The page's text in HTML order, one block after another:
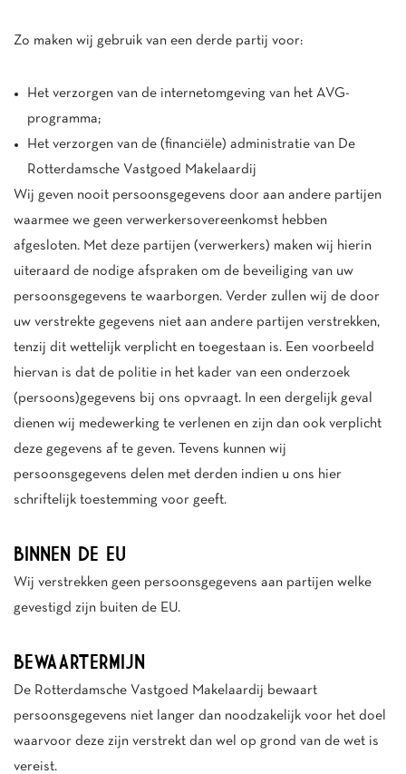
Zo maken wij gebruik van een derde partij voor:
Het verzorgen van de internetomgeving van het AVG-
programma;
Het verzorgen van de (financiële) administratie van De
Rotterdamsche Vastgoed Makelaardij
Wij geven nooit persoonsgegevens door aan andere partijen
waarmee we geen verwerkersovereenkomst hebben
afgesloten. Met deze partijen (verwerkers) maken wij hierin
uiteraard de nodige afspraken om de beveiliging van uw
persoonsgegevens te waarborgen. Verder zullen wij de door
uw verstrekte gegevens niet aan andere partijen verstrekken,
tenzij dit wettelijk verplicht en toegestaan is. Een voorbeeld
hiervan is dat de politie in het kader van een onderzoek
(persoons)gegevens bij ons opvraagt. In een dergelijk geval
dienen wij medewerking te verlenen en zijn dan ook verplicht
deze gegevens af te geven. Tevens kunnen wij
persoonsgegevens delen met derden indien u ons hier
schriftelijk toestemming voor geeft.
BINNEN DE EU
Wij verstrekken geen persoonsgegevens aan partijen welke
gevestigd zijn buiten de EU.
BEWAARTERMIJN
De Rotterdamsche Vastgoed Makelaardij bewaart
persoonsgegevens niet langer dan noodzakelijk voor het doel
waarvoor deze zijn verstrekt dan wel op grond van de wet is
vereist.